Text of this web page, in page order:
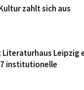
zahlt sich aus
Leipzig
institutionelle